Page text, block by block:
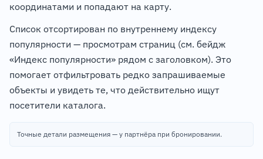
координатами и попадают на карту.
Список отсортирован по внутреннему индексу
популярности — просмотрам страниц (см. бейдж
«Индекс популярности» рядом с заголовком). Это
помогает отфильтровать редко запрашиваемые
объекты и увидеть те, что действительно ищут
посетители каталога.
Точные детали размещения — у партнёра при бронировании.